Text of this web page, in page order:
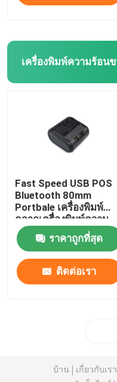
Fast Speed ​​USB POS
Bluetooth 80mm
Portbale เครื่องพิมพ์
ฉลากเครื่องพิมพ์ความ
ร้อนขนาดเล็ก
ราคาถูกที่สุด
ติดต่อเรา
บ้าน เกี่ยวกับเรา